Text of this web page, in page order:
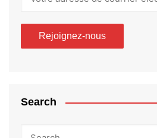
Search